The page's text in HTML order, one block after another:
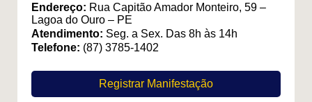
Endereço: Rua Capitão Amador Monteiro, 59 –
Lagoa do Ouro – PE
Atendimento: Seg. a Sex. Das 8h às 14h
Telefone: (87) 3785-1402
Registrar Manifestação